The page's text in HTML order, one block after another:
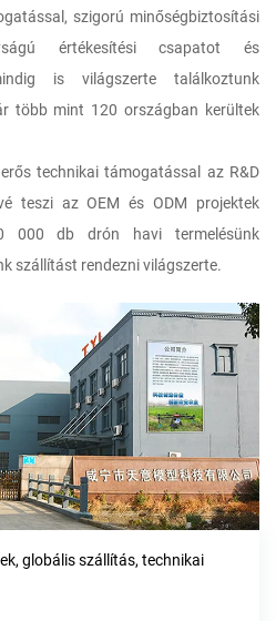
szigorú minőségbiztosítási
értékesítési csapatot és
is világszerte találkoztunk
több mint 120 országban kerültek
technikai támogatással az R&D
teszi az OEM és ODM projektek
000 db drón havi termelésünk
szállítást rendezni világszerte.
globális szállítás, technikai